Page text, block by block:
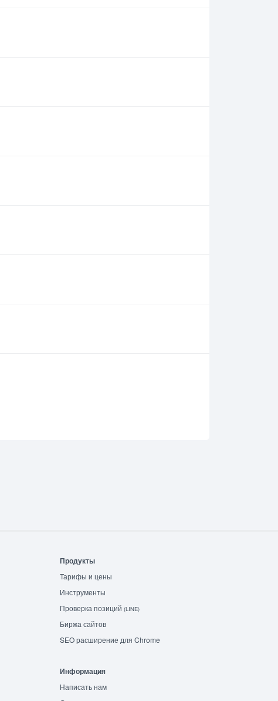
Продукты
Тарифы и цены
Инструменты
Проверка позиций (LINE)
Биржа сайтов
SEO расширение для Chrome
Информация
Написать нам